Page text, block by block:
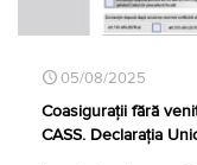
05/08/2025
Coasigurații fără
CASS. Declarația